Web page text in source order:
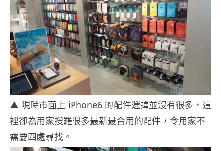
▲ 現時市面上 iPhone6 的配件選擇並沒有很多，這
裡卻為用家搜羅很多最新最合用的配件，令用家不
需要四處尋找。